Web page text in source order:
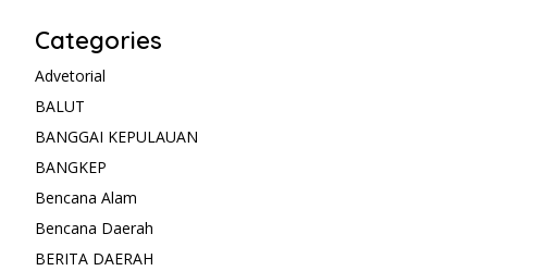
Categories
Advetorial
BALUT
BANGGAI KEPULAUAN
BANGKEP
Bencana Alam
Bencana Daerah
BERITA DAERAH